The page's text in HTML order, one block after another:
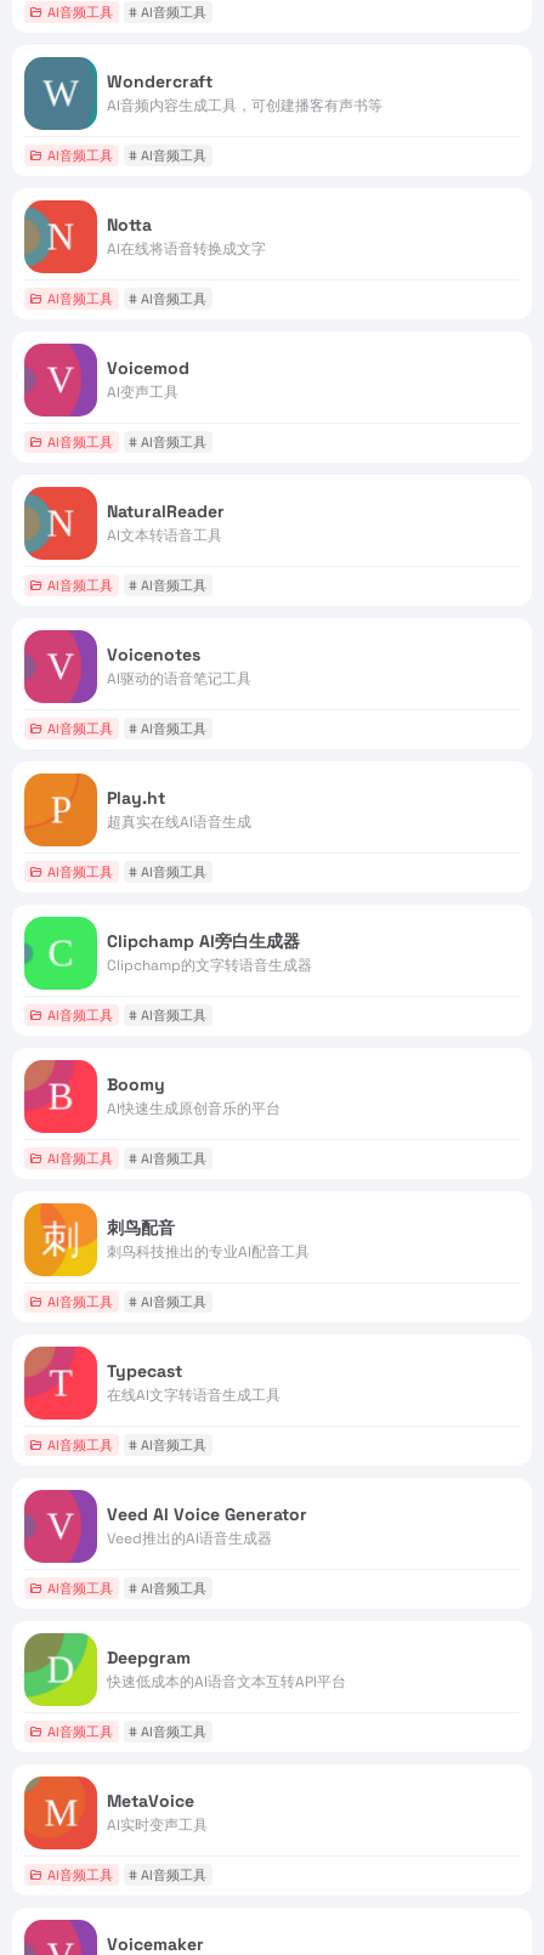
AI音频工具 # AI音频工具
Wondercraft
AI音频内容生成工具，可创建播客有声书等
AI音频工具 # AI音频工具
Notta
AI在线将语音转换成文字
AI音频工具 # AI音频工具
Voicemod
AI变声工具
AI音频工具 # AI音频工具
NaturalReader
AI文本转语音工具
AI音频工具 # AI音频工具
Voicenotes
AI驱动的语音笔记工具
AI音频工具 # AI音频工具
Play.ht
超真实在线AI语音生成
AI音频工具 # AI音频工具
Clipchamp AI旁白生成器
Clipchamp的文字转语音生成器
AI音频工具 # AI音频工具
Boomy
AI快速生成原创音乐的平台
AI音频工具 # AI音频工具
刺鸟配音
刺鸟科技推出的专业AI配音工具
AI音频工具 # AI音频工具
Typecast
在线AI文字转语音生成工具
AI音频工具 # AI音频工具
Veed AI Voice Generator
Veed推出的AI语音生成器
AI音频工具 # AI音频工具
Deepgram
快速低成本的AI语音文本互转API平台
AI音频工具 # AI音频工具
MetaVoice
AI实时变声工具
AI音频工具 # AI音频工具
Voicemaker